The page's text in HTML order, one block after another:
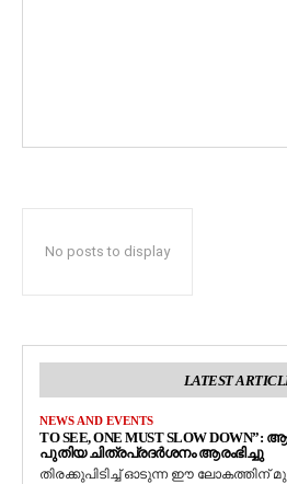
No posts to display
LATEST
NEWS AND EVENTS
TO SEE, ONE MUST SLOW
പുതിയ ചിത്രപ്രദർശനം ആരംഭിച്ചു
തിരക്കുപിടിച്ച് ഓടുന്ന ഈ ലോകത്തിന്